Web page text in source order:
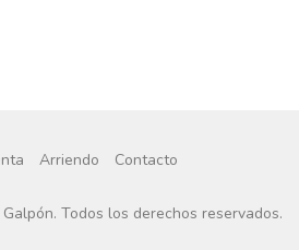
Arriendo Contacto
Todos los derechos reservados.